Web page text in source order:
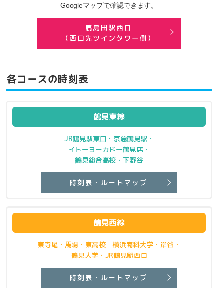
Googleマップで確認できます。
鹿島田駅西口
（西口先ツインタワー側）
各コースの時刻表
鶴見東線
JR鶴見駅東口・京急鶴見駅・
イトーヨーカドー鶴見店・
鶴見総合高校・下野谷
時刻表・ルートマップ
鶴見西線
東寺尾・馬場・東高校・横浜商科大学・岸谷・
鶴見大学・JR鶴見駅西口
時刻表・ルートマップ